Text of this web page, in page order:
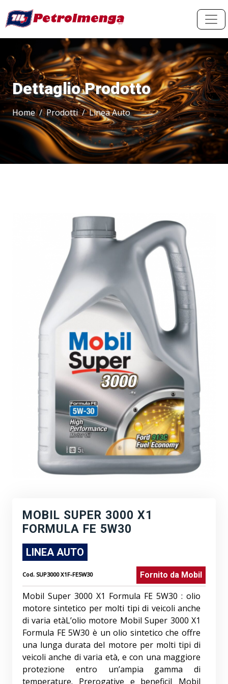
Dettaglio Prodotto
Home Prodotti Linea Auto
MOBIL SUPER 3000 X1
FORMULA FE 5W30
LINEA AUTO
Cod. SUP3000 X1F-FE5W30 Fornito da Mobil
Mobil Super 3000 X1 Formula FE 5W30 : olio
motore sintetico per molti tipi di veicoli anche
di varia etàL’olio motore Mobil Super 3000 X1
Formula FE 5W30 è un olio sintetico che offre
una lunga durata del motore per molti tipi di
veicoli anche di varia età, e con una maggiore
protezione entro un’ampia gamma di
temperature. Prerogative e beneficiI Mobil